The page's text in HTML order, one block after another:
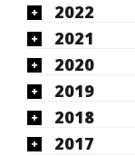
2022
2021
2020
2019
2018
2017